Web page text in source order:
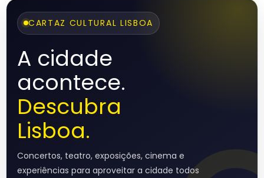
CARTAZ CULTURAL LISBOA
A cidade
acontece.
Descubra
Lisboa.
Concertos, teatro, exposições, cinema e
experiências para aproveitar a cidade todos